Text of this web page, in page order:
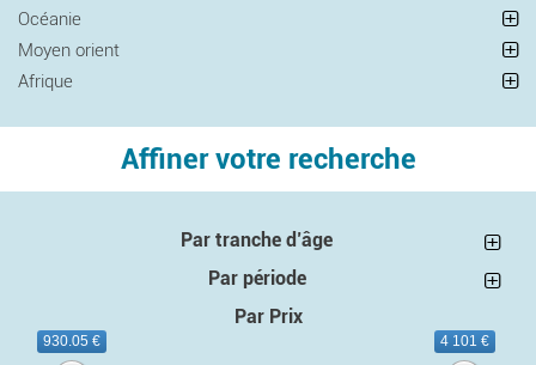
Océanie
Moyen orient
Afrique
Affiner votre recherche
Par tranche d’âge
Par période
Par Prix
930.05 € 4 101 €